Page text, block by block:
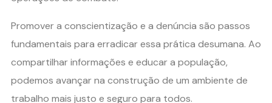
Promover a conscientização e a denúncia são passos
fundamentais para erradicar essa prática desumana. Ao
compartilhar informações e educar a população,
podemos avançar na construção de um ambiente de
trabalho mais justo e seguro para todos.